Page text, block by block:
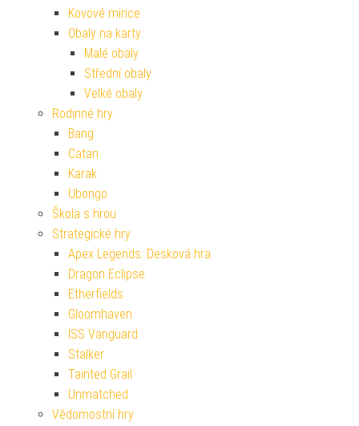
Kovové mince
Obaly na karty
Malé obaly
Střední obaly
Velké obaly
Rodinné hry
Bang
Catan
Karak
Ubongo
Škola s hrou
Strategické hry
Apex Legends: Desková hra
Dragon Eclipse
Etherfields
Gloomhaven
ISS Vanguard
Stalker
Tainted Grail
Unmatched
Vědomostní hry